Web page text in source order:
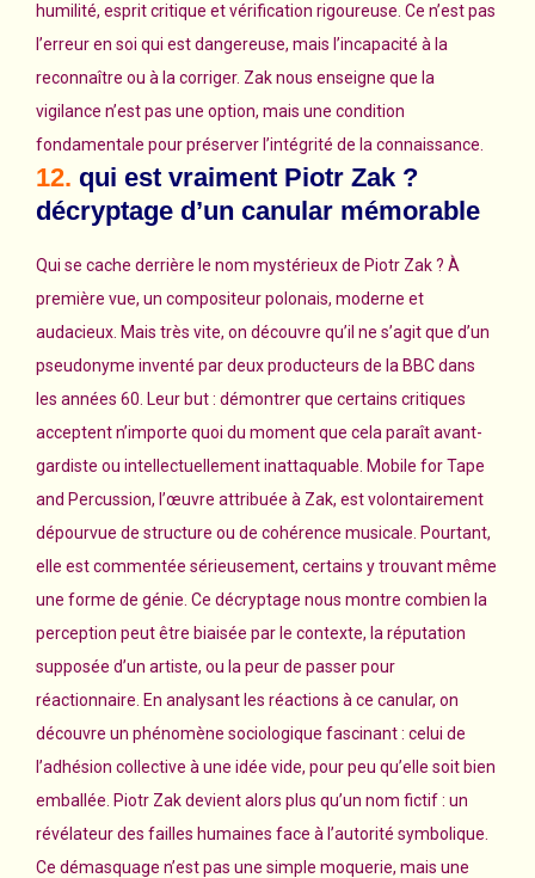
humilité, esprit critique et vérification rigoureuse. Ce n’est pas
l’erreur en soi qui est dangereuse, mais l’incapacité à la
reconnaître ou à la corriger. Zak nous enseigne que la
vigilance n’est pas une option, mais une condition
fondamentale pour préserver l’intégrité de la connaissance.
12. qui est vraiment Piotr Zak ?
décryptage d’un canular mémorable
Qui se cache derrière le nom mystérieux de Piotr Zak ? À
première vue, un compositeur polonais, moderne et
audacieux. Mais très vite, on découvre qu’il ne s’agit que d’un
pseudonyme inventé par deux producteurs de la BBC dans
les années 60. Leur but : démontrer que certains critiques
acceptent n’importe quoi du moment que cela paraît avant-
gardiste ou intellectuellement inattaquable. Mobile for Tape
and Percussion, l’œuvre attribuée à Zak, est volontairement
dépourvue de structure ou de cohérence musicale. Pourtant,
elle est commentée sérieusement, certains y trouvant même
une forme de génie. Ce décryptage nous montre combien la
perception peut être biaisée par le contexte, la réputation
supposée d’un artiste, ou la peur de passer pour
réactionnaire. En analysant les réactions à ce canular, on
découvre un phénomène sociologique fascinant : celui de
l’adhésion collective à une idée vide, pour peu qu’elle soit bien
emballée. Piotr Zak devient alors plus qu’un nom fictif : un
révélateur des failles humaines face à l’autorité symbolique.
Ce démasquage n’est pas une simple moquerie, mais une